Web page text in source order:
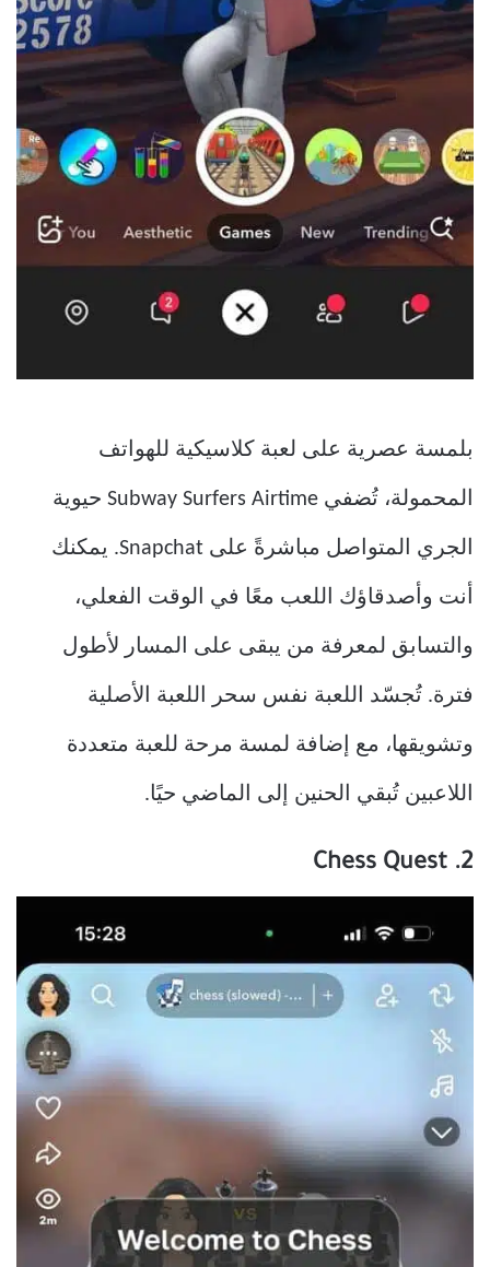
بلمسة عصرية على لعبة كلاسيكية للهواتف
المحمولة، تُضفي Subway Surfers Airtime حيوية
الجري المتواصل مباشرةً على Snapchat. يمكنك
أنت وأصدقاؤك اللعب معًا في الوقت الفعلي،
والتسابق لمعرفة من يبقى على المسار لأطول
فترة. تُجسّد اللعبة نفس سحر اللعبة الأصلية
وتشويقها، مع إضافة لمسة مرحة للعبة متعددة
اللاعبين تُبقي الحنين إلى الماضي حيًا.
2. Chess Quest